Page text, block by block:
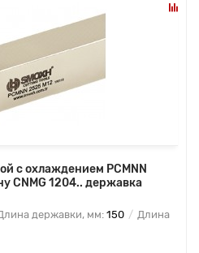
с охлаждением PCMNN
CNMG 1204.. державка
державки, мм: 150
Длина